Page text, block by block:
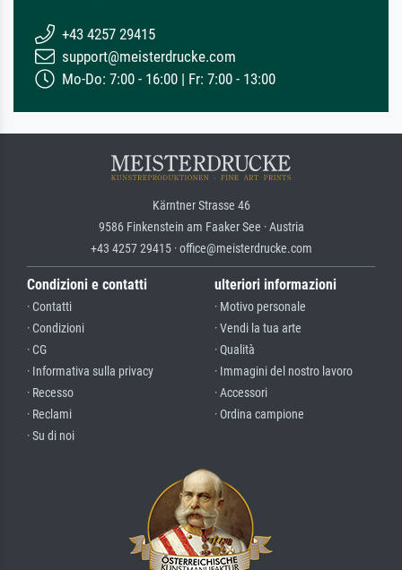
+43 4257 29415
support@meisterdrucke.com
Mo-Do: 7:00 - 16:00 | Fr: 7:00 - 13:00
Kärntner Strasse 46
9586 Finkenstein am Faaker See · Austria
+43 4257 29415 · office@meisterdrucke.com
Condizioni e contatti
· Contatti
· Condizioni
· CG
· Informativa sulla privacy
· Recesso
· Reclami
· Su di noi
ulteriori informazioni
· Motivo personale
· Vendi la tua arte
· Qualità
· Immagini del nostro lavoro
· Accessori
· Ordina campione